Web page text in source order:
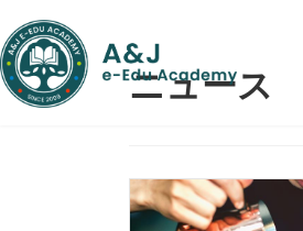
ン
テ
ン
ツ
ビ
ゲ
ー
シ
ニュース